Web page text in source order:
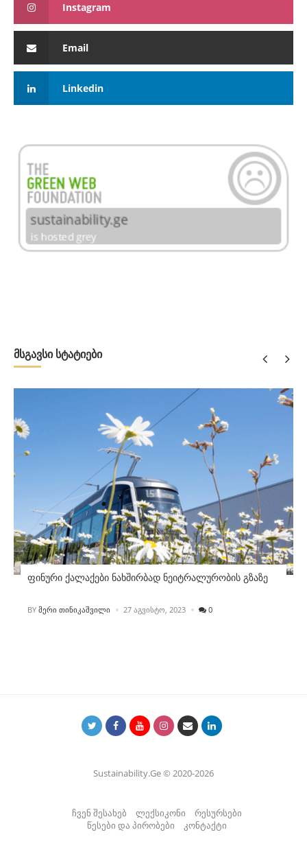
Instagram
Email
Linkedin
მსგავსი სტატიები
ფინური ქალაქები ნახშირბად ნეიტრალურობის გზაზე
POSTED
BY ᲛᲔᲠᲘ ᲗᲘᲜᲘᲙᲐᲨᲕᲘᲚᲘ 27 ᲐᲒᲕᲘᲡᲢᲝ, 2023 0
Sustainability.Ge © 2020-2026
ჩვენ შესახებ ლექსიკონი
რესურსები
წესები და პირობები
კონტაქტი